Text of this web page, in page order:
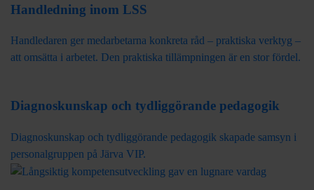
Handledning inom LSS
Handledaren ger medarbetarna konkreta råd – praktiska verktyg –
att omsätta i arbetet. Den praktiska tillämpningen är en stor fördel.
Diagnoskunskap och tydliggörande pedagogik
Diagnoskunskap och tydliggörande pedagogik skapade samsyn i
personalgruppen på Järva VIP.